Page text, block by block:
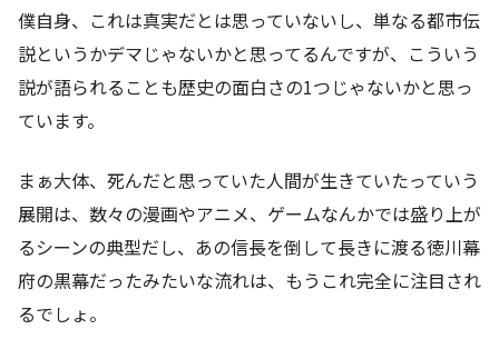
僕自身、これは真実だとは思っていないし、単なる都市伝
説というかデマじゃないかと思ってるんですが、こういう
説が語られることも歴史の面白さの1つじゃないかと思っ
ています。
まぁ大体、死んだと思っていた人間が生きていたっていう
展開は、数々の漫画やアニメ、ゲームなんかでは盛り上が
るシーンの典型だし、あの信長を倒して長きに渡る徳川幕
府の黒幕だったみたいな流れは、もうこれ完全に注目され
るでしょ。